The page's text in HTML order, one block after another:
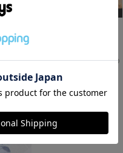
￥1,680税込